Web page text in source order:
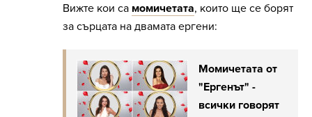
Вижте кои са момичетата, които ще се борят
за сърцата на двамата ергени:
Момичетата от
"Ергенът" -
всички говорят